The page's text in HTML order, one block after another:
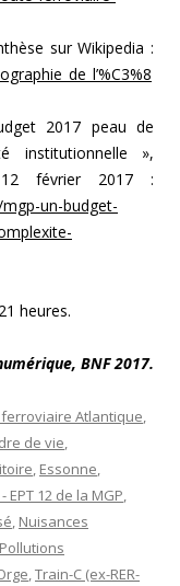
sur Wikipedia :
2017 peau de
institutionnelle »,
février 2017 :
un-budget-
heures.
BNF 2017.
Atlantique,
de vie,
, Essonne,
EPT 12 de la MGP,
, Nuisances
Pollutions
,Train-C (ex-RER-